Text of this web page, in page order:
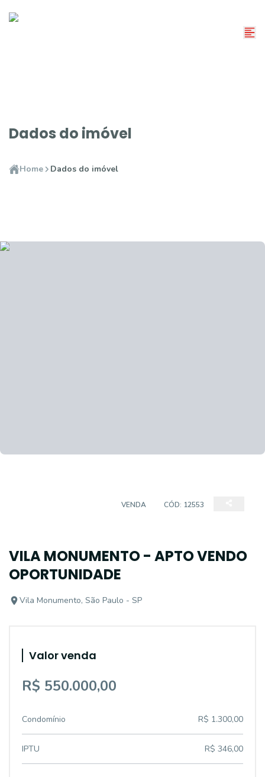
Dados do imóvel
Home Dados do imóvel
VENDA CÓD: 12553
VILA MONUMENTO - APTO VENDO
OPORTUNIDADE
Vila Monumento, São Paulo - SP
Valor venda
R$ 550.000,00
Condomínio R$ 1.300,00
IPTU R$ 346,00